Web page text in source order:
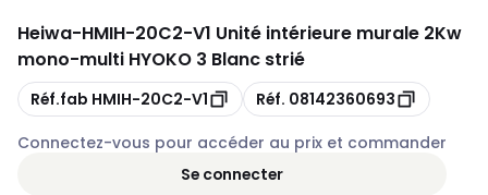
Heiwa-HMIH-20C2-V1 Unité intérieure murale 2Kw
mono-multi HYOKO 3 Blanc strié
Copie
Réf.fab HMIH-20C2-V1 Copie
Réf. 08142360693
Connectez-vous pour accéder au prix et commander
Se connecter